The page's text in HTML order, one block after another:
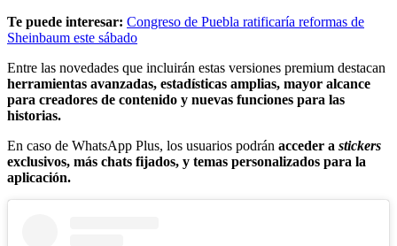
Te puede interesar: Congreso de Puebla ratificaría reformas de
Sheinbaum este sábado
Entre las novedades que incluirán estas versiones premium destacan
herramientas avanzadas, estadísticas amplias, mayor alcance
para creadores de contenido y nuevas funciones para las
historias.
En caso de WhatsApp Plus, los usuarios podrán acceder a stickers
exclusivos, más chats fijados, y temas personalizados para la
aplicación.